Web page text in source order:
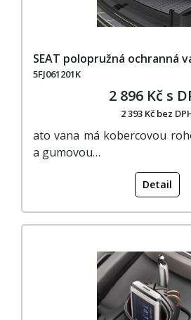
SEAT polopružná ochranná
5FJ061201K
2 896 Kč s
2 393 Kč bez
ato vana má kobercovou
a gumovou…
Detail